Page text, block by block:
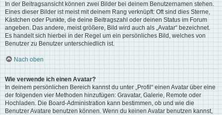
In der Beitragsansicht können zwei Bilder bei deinem Benutzernamen stehen.
Eines dieser Bilder ist meist mit deinem Rang verknüpft: Oft sind dies Sterne,
Kästchen oder Punkte, die deine Beitragszahl oder deinen Status im Forum
angeben. Das andere, meist größere, Bild wird auch als „Avatar“ bezeichnet.
Es handelt sich hierbei in der Regel um ein persönliches Bild, welches von
Benutzer zu Benutzer unterschiedlich ist.
Nach oben
Wie verwende ich einen Avatar?
In deinem persönlichen Bereich kannst du unter „Profil“ einen Avatar über eine
der folgenden vier Methoden hinzufügen: Gravatar, Galerie, Remote oder
Hochladen. Die Board-Administration kann bestimmen, ob und wie die
Benutzer Avatare benutzen können. Wenn du keinen Avatar benutzen kannst,